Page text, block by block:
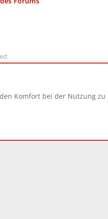
Komfort bei der Nutzung zu